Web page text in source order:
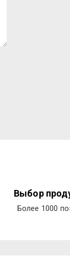
Выбор
Более 1000